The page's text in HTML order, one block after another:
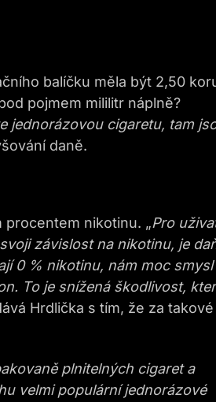
balíčku měla být 2,50
pojmem mililitr náplně?
jednorázovou cigaretu, tam
daně.
nikotinu. „Pro
závislost na nikotinu, je
0 % nikotinu, nám moc smysl
To je snížená škodlivost,
Hrdlička s tím, že za takové
plnitelných cigaret a
velmi populární jednorázové